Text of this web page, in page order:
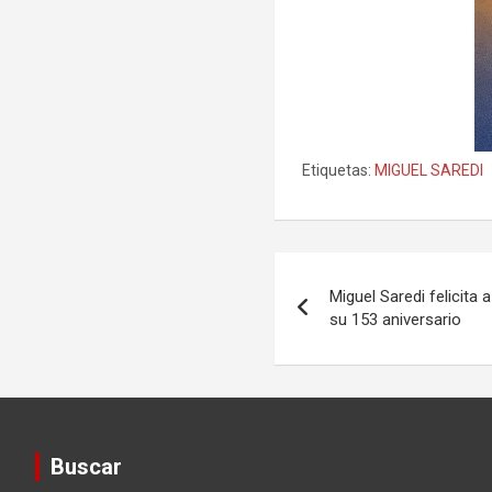
Etiquetas: MIGUEL SAREDI
de
entradas
Miguel Saredi felicita
su 153 aniversario
Buscar